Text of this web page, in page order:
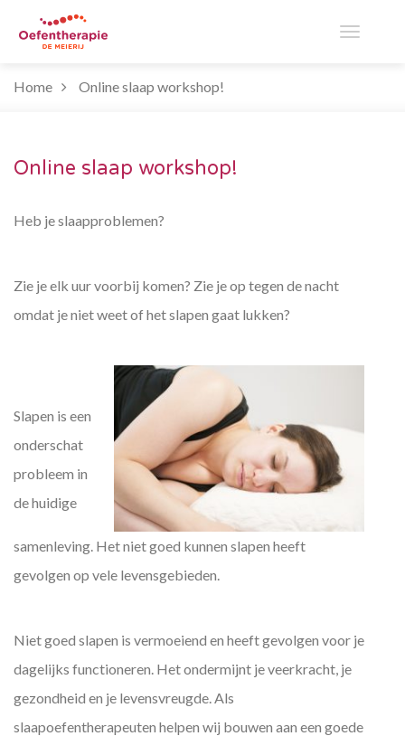
Home Online slaap workshop!
Online slaap workshop!
Heb je slaapproblemen?
Zie je elk uur voorbij komen? Zie je op tegen de nacht
omdat je niet weet of het slapen gaat lukken?
Slapen is een
onderschat
probleem in
de huidige
samenleving. Het niet goed kunnen slapen heeft
gevolgen op vele levensgebieden.
Niet goed slapen is vermoeiend en heeft gevolgen voor je
dagelijks functioneren. Het ondermijnt je veerkracht, je
gezondheid en je levensvreugde. Als
slaapoefentherapeuten helpen wij bouwen aan een goede